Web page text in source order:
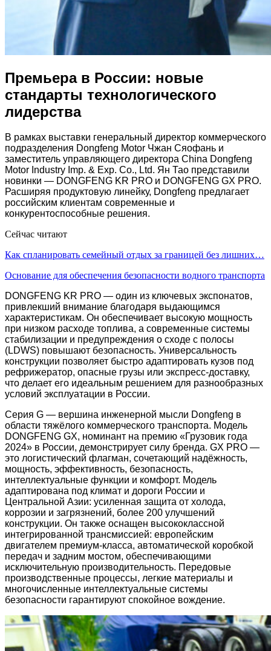
Премьера в России: новые
стандарты технологического
лидерства
В рамках выставки генеральный директор коммерческого
подразделения Dongfeng Motor Чжан Сяофань и
заместитель управляющего директора China Dongfeng
Motor Industry Imp. & Exp. Co., Ltd. Ян Тао представили
новинки — DONGFENG KR PRO и DONGFENG GX PRO.
Расширяя продуктовую линейку, Dongfeng предлагает
российским клиентам современные и
конкурентоспособные решения.
Сейчас читают
Как спланировать семейный отдых за границей без лишних…
Основание для обеспечения безопасности водного транспорта
DONGFENG KR PRO — один из ключевых экспонатов,
привлекший внимание благодаря выдающимся
характеристикам. Он обеспечивает высокую мощность
при низком расходе топлива, а современные системы
стабилизации и предупреждения о сходе с полосы
(LDWS) повышают безопасность. Универсальность
конструкции позволяет быстро адаптировать кузов под
рефрижератор, опасные грузы или экспресс-доставку,
что делает его идеальным решением для разнообразных
условий эксплуатации в России.
Серия G — вершина инженерной мысли Dongfeng в
области тяжёлого коммерческого транспорта. Модель
DONGFENG GX, номинант на премию «Грузовик года
2024» в России, демонстрирует силу бренда. GX PRO —
это логистический флагман, сочетающий надёжность,
мощность, эффективность, безопасность,
интеллектуальные функции и комфорт. Модель
адаптирована под климат и дороги России и
Центральной Азии: усиленная защита от холода,
коррозии и загрязнений, более 200 улучшений
конструкции. Он также оснащен высококлассной
интегрированной трансмиссией: европейским
двигателем премиум-класса, автоматической коробкой
передач и задним мостом, обеспечивающими
исключительную производительность. Передовые
производственные процессы, легкие материалы и
многочисленные интеллектуальные системы
безопасности гарантируют спокойное вождение.